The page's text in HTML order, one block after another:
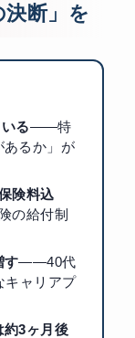
決断」を
る——特
あるか」が
険料込
の給付制
す——40代
キャリアプ
約3ヶ月後